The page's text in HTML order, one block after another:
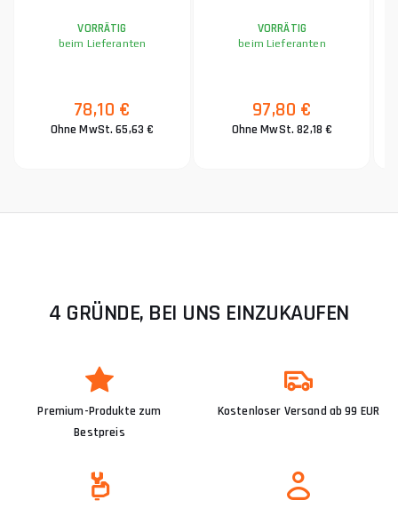
VORRÄTIG
beim Lieferanten
78,10 €
Ohne MwSt. 65,63 €
VORRÄTIG
beim Lieferanten
97,80 €
Ohne MwSt. 82,18 €
4 GRÜNDE, BEI UNS EINZUKAUFEN
Premium-Produkte zum
Bestpreis
Kostenloser Versand ab 99 EUR